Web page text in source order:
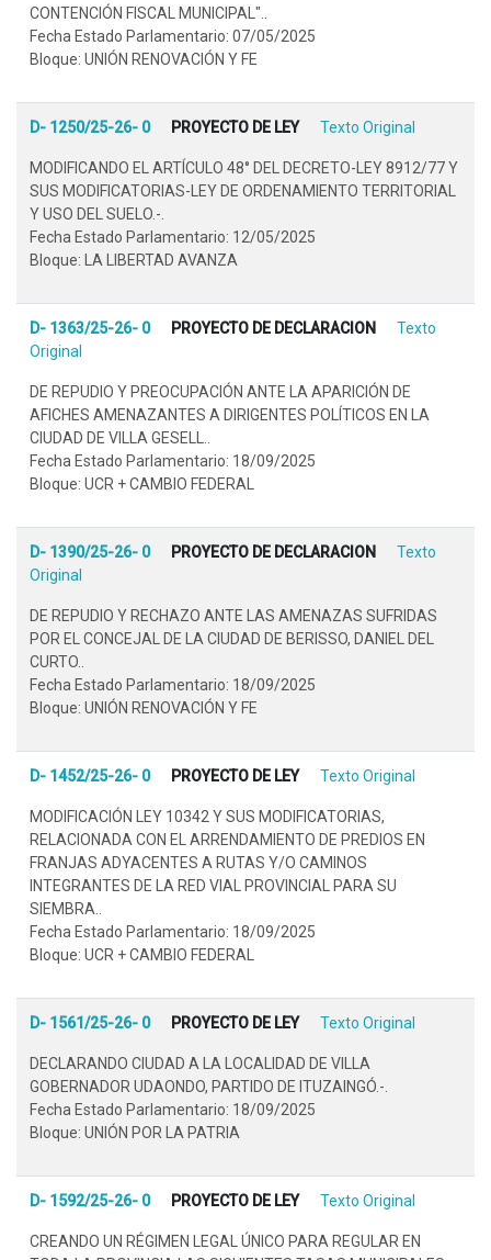
CONTENCIÓN FISCAL MUNICIPAL"..
Fecha Estado Parlamentario: 07/05/2025
Bloque: UNIÓN RENOVACIÓN Y FE
D- 1250/25-26- 0 PROYECTO DE LEY Texto Original
MODIFICANDO EL ARTÍCULO 48° DEL DECRETO-LEY 8912/77 Y
SUS MODIFICATORIAS-LEY DE ORDENAMIENTO TERRITORIAL
Y USO DEL SUELO.-.
Fecha Estado Parlamentario: 12/05/2025
Bloque: LA LIBERTAD AVANZA
D- 1363/25-26- 0 PROYECTO DE DECLARACION
Texto
Original
DE REPUDIO Y PREOCUPACIÓN ANTE LA APARICIÓN DE
AFICHES AMENAZANTES A DIRIGENTES POLÍTICOS EN LA
CIUDAD DE VILLA GESELL..
Fecha Estado Parlamentario: 18/09/2025
Bloque: UCR + CAMBIO FEDERAL
D- 1390/25-26- 0 PROYECTO DE DECLARACION
Texto
Original
DE REPUDIO Y RECHAZO ANTE LAS AMENAZAS SUFRIDAS
POR EL CONCEJAL DE LA CIUDAD DE BERISSO, DANIEL DEL
CURTO..
Fecha Estado Parlamentario: 18/09/2025
Bloque: UNIÓN RENOVACIÓN Y FE
D- 1452/25-26- 0 PROYECTO DE LEY Texto Original
MODIFICACIÓN LEY 10342 Y SUS MODIFICATORIAS,
RELACIONADA CON EL ARRENDAMIENTO DE PREDIOS EN
FRANJAS ADYACENTES A RUTAS Y/O CAMINOS
INTEGRANTES DE LA RED VIAL PROVINCIAL PARA SU
SIEMBRA..
Fecha Estado Parlamentario: 18/09/2025
Bloque: UCR + CAMBIO FEDERAL
D- 1561/25-26- 0 PROYECTO DE LEY Texto Original
DECLARANDO CIUDAD A LA LOCALIDAD DE VILLA
GOBERNADOR UDAONDO, PARTIDO DE ITUZAINGÓ.-.
Fecha Estado Parlamentario: 18/09/2025
Bloque: UNIÓN POR LA PATRIA
D- 1592/25-26- 0 PROYECTO DE LEY Texto Original
CREANDO UN RÉGIMEN LEGAL ÚNICO PARA REGULAR EN